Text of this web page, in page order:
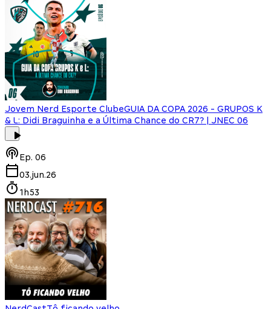
Jovem Nerd Esporte ClubeGUIA DA COPA 2026 - GRUPOS K
& L: Didi Braguinha e a Última Chance do CR7? | JNEC 06
Ep. 06
03.jun.26
1h53